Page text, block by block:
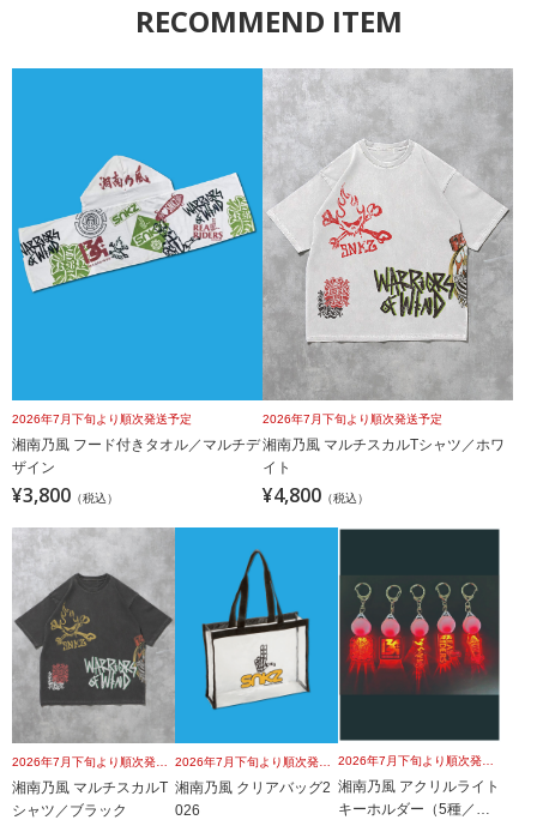
RECOMMEND ITEM
2026年7月下旬より順次発送予定
湘南乃風 フード付きタオル／マルチデ
ザイン
¥3,800 （税込）
2026年7月下旬より順次発送予定
湘南乃風 マルチスカルTシャツ／ホワ
イト
¥4,800 （税込）
湘南乃風 マルチスカルT
シャツ／ブラック
湘南乃風 クリアバッグ2
026
湘南乃風 アクリルライト
キーホルダー（5種／ラ